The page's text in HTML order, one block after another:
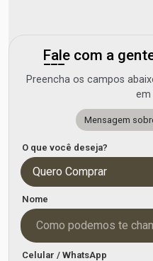
Fale com a
Preencha os campos
em
Mensagem
O que você deseja?
Quero Comprar
Nome
Celular / WhatsApp